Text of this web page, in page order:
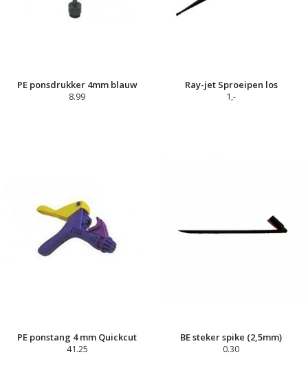
PE ponsdrukker 4mm blauw
8.99
Ray-jet Sproeipen los
1,-
PE ponstang 4 mm Quickcut
41.25
BE steker spike (2,5mm)
0.30